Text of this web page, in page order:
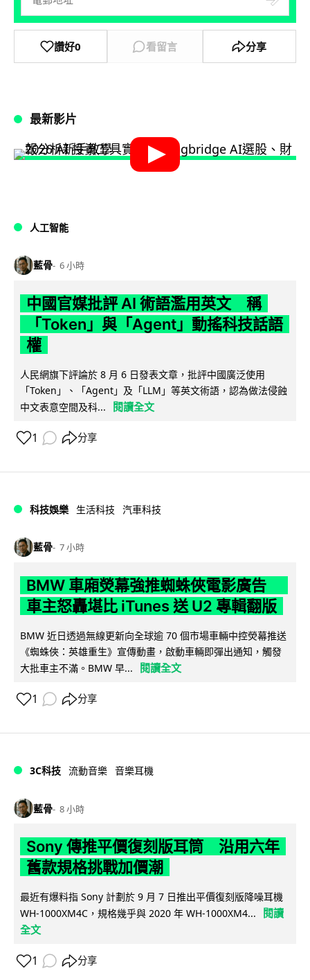
讚好0 看留言 分享
最新影片
人工智能
藍骨 6 小時
中國官媒批評 AI 術語濫用英文 稱
「Token」與「Agent」動搖科技話語
權
人民網旗下評論於 8 月 6 日發表文章，批評中國廣泛使用
「Token」、「Agent」及「LLM」等英文術語，認為做法侵蝕
中文表意空間及科...
閱讀全文
1 分享
科技娛樂 生活科技 汽車科技
藍骨 7 小時
BMW 車廂熒幕強推蜘蛛俠電影廣告
車主怒轟堪比 iTunes 送 U2 專輯翻版
BMW 近日透過無線更新向全球逾 70 個市場車輛中控熒幕推送
《蜘蛛俠：英雄重生》宣傳動畫，啟動車輛即彈出通知，觸發
大批車主不滿。BMW 早...
閱讀全文
1 分享
3C科技 流動音樂 音樂耳機
藍骨 8 小時
Sony 傳推平價復刻版耳筒 沿用六年
舊款規格挑戰加價潮
最近有爆料指 Sony 計劃於 9 月 7 日推出平價復刻版降噪耳機
WH-1000XM4C，規格幾乎與 2020 年 WH-1000XM4...
閱讀
全文
1 分享